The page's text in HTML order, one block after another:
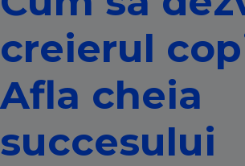
creierul
Afla cheia
succesului